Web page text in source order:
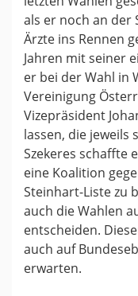
als er noch an der
Ärzte ins Rennen
Jahren mit seiner
er bei der Wahl in
Vereinigung
Vizepräsident
lassen, die jeweils
Szekeres schaffte
eine Koalition
Steinhart-Liste zu
auch die Wahlen
entscheiden.
auch auf
erwarten.